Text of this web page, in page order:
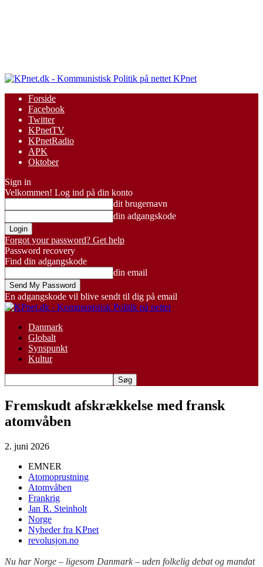
KPnet
Forside
Facebook
Twitter
KPnetTV
KPnetRadio
APK
Oktober
Sign in
Velkommen! Log ind på din konto
dit brugernavn
din adgangskode
Forgot your password? Get help
Password recovery
Find din adgangskode
din email
En adgangskode vil blive sendt til dig på email
Danmark
Globalt
Synspunkt
Kultur
Fremskudt afskrækkelse med fransk
atomvåben
2. juni 2026
EMNER
Atomoprustning
Atomvåben
Frankrig
Jan R. Steinholt
Norge
Nyheder fra KPnet
revolusjon.no
Nu har Norge – ligesom Danmark – uden folkelig debat og mandat